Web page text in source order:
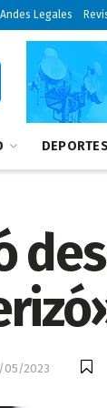
Andes Legales
DEPORTES
05/2023